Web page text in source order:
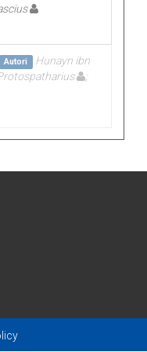
Autori
Hunayn ibn
;